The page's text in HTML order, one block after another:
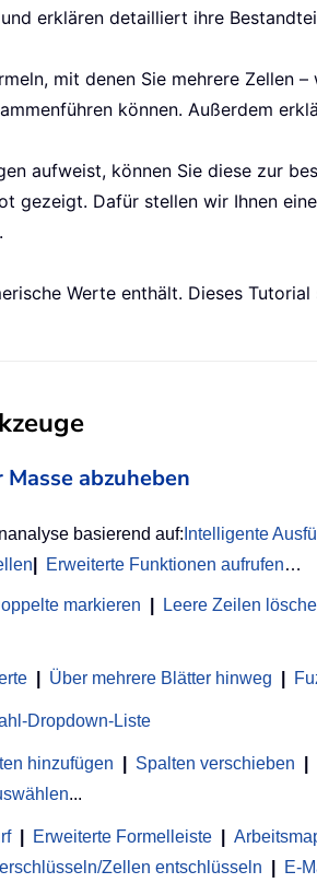
erklären detailliert ihre
mit denen Sie mehrere Zellen
können. Außerdem
aufweist, können Sie diese zur
gezeigt. Dafür stellen wir Ihnen
Werte enthält. Dieses
abzuheben
basierend auf: Intelligente
Erweiterte Funktionen aufrufen…
markieren Leere Zeilen
Über mehrere Blätter hinweg
Dropdown-Liste
hinzufügen Spalten verschieben
...
Erweiterte Formelleiste
Zellen entschlüsseln E-